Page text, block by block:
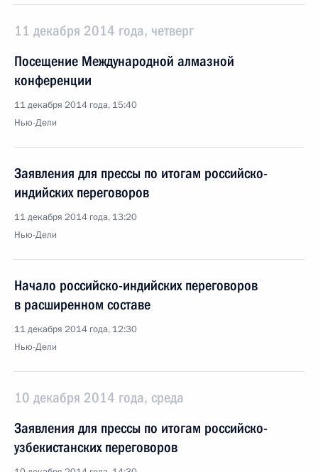
11 декабря 2014 года, четверг
Посещение Международной алмазной
конференции
11 декабря 2014 года, 15:40
Нью-Дели
Заявления для прессы по итогам российско-
индийских переговоров
11 декабря 2014 года, 13:20
Нью-Дели
Начало российско-индийских переговоров
в расширенном составе
11 декабря 2014 года, 12:30
Нью-Дели
10 декабря 2014 года, среда
Заявления для прессы по итогам российско-
узбекистанских переговоров